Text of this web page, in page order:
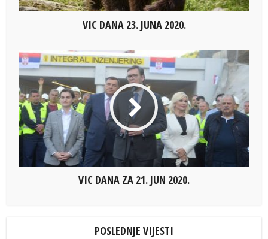
VIC DANA 23. JUNA 2020.
VIC DANA ZA 21. JUN 2020.
POSLEDNJE VIJESTI